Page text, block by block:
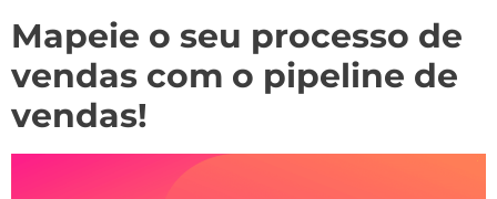
Mapeie o seu processo de
vendas com o pipeline de
vendas!